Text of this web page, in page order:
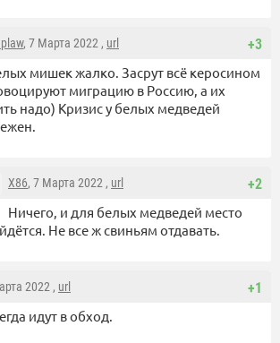
+3
, 7 Марта 2022 , url
мишек жалко. Засрут всё керосином
миграцию в Россию, а их
надо) Кризис у белых медведей
+2
X86, 7 Марта 2022 , url
Ничего, и для белых медведей место
Не все ж свиньям отдавать.
+1
2022 , url
идут в обход.